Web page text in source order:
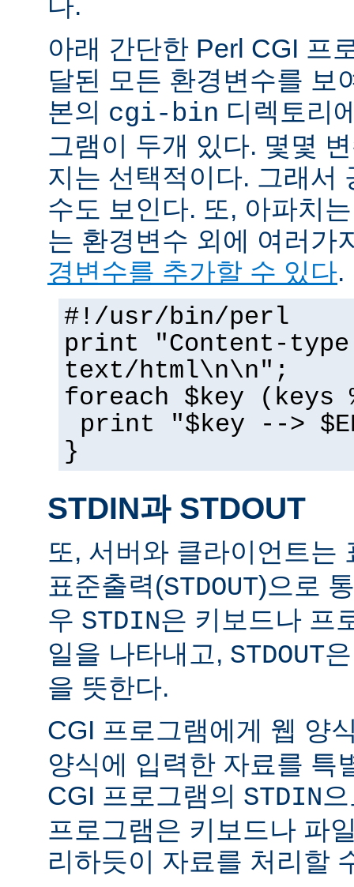
아래 간단한 Perl CGI 프
달된 모든 환경변수를 보
본의 cgi-bin 디렉토리
그램이 두개 있다. 몇몇
지는 선택적이다. 그래서
수도 보인다. 또, 아파치
는 환경변수 외에 여러가
경변수를 추가할 수 있다.
#!/usr/bin/perl
print "Content-
text/html\n\n";
foreach $key (keys
print "$key -->
}
STDIN과 STDOUT
또, 서버와 클라이언트는
표준출력(STDOUT)으로
우 STDIN은 키보드나 프
일을 나타내고, STDOUT
을 뜻한다.
CGI 프로그램에게 웹 양
양식에 입력한 자료를 특
CGI 프로그램의 STDIN
프로그램은 키보드나 파
리하듯이 자료를 처리할